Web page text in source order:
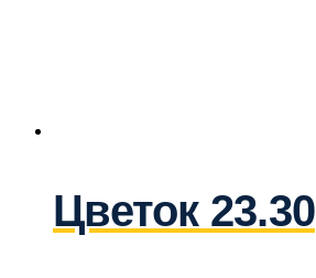
Цветок 23.30